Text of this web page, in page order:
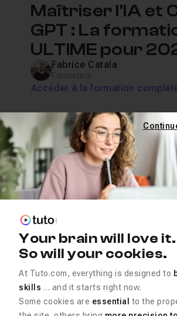
Maîtriser l'IA et
GPT : La
ULTIME pour
Fabrice Catala
Accéder à la formation